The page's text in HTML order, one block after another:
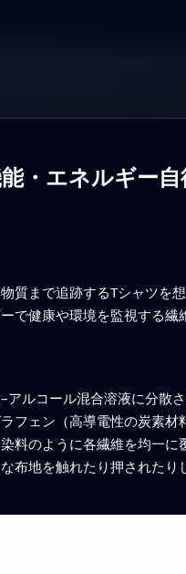
・エネルギー
質まで追跡するTシャツを
で健康や環境を監視する繊
ルコール混合溶液に分散
ェン（高導電性の炭素材
料のように各繊維を均一に
布地を触れたり押されたり